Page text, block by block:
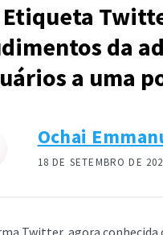
Etiqueta
da
a uma
Ochai
18 DE SETEMBRO DE
Twitter, agora conhecida